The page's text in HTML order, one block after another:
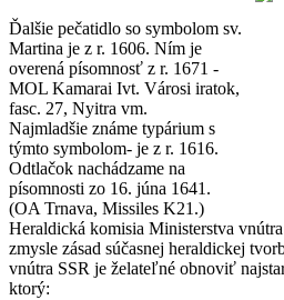
Ďalšie pečatidlo so symbolom sv.
Martina je z r. 1606. Ním je
overená písomnosť z r. 1671 -
MOL Kamarai Ivt. Városi iratok,
fasc. 27, Nyitra vm.
Najmladšie známe typárium s
týmto symbolom- je z r. 1616.
Odtlačok nachádzame na
písomnosti zo 16. júna 1641.
(OA Trnava, Missiles K21.)
Heraldická komisia Ministerstva
zmysle zásad súčasnej heraldickej
vnútra SSR je želateľné obnoviť
ktorý: